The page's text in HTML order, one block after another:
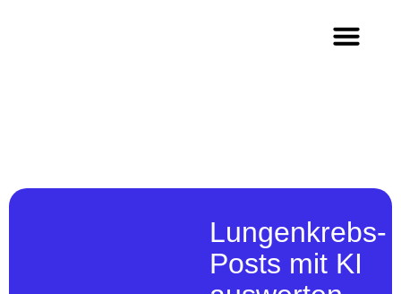
Lungenkrebs-
Posts mit KI